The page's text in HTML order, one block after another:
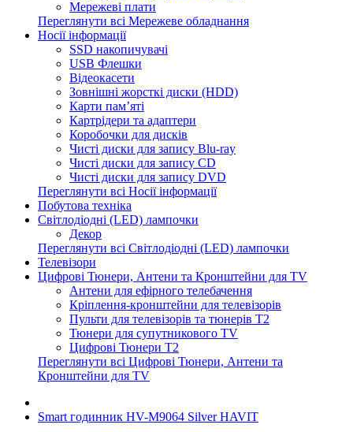
Мережеві плати
Переглянути всі Мережеве обладнання
Носії інформації
SSD накопичувачі
USB Флешки
Відеокасети
Зовнішні жорсткі диски (HDD)
Карти пам’яті
Картрідери та адаптери
Коробочки для дисків
Чисті диски для запису Blu-ray
Чисті диски для запису CD
Чисті диски для запису DVD
Переглянути всі Носії інформації
Побутова техніка
Світлодіодні (LED) лампочки
Декор
Переглянути всі Світлодіодні (LED) лампочки
Телевізори
Цифрові Тюнери, Антени та Кронштейни для TV
Антени для ефірного телебачення
Кріплення-кронштейни для телевізорів
Пульти для телевізорів та тюнерів T2
Тюнери для супутникового TV
Цифрові Тюнери T2
Переглянути всі Цифрові Тюнери, Антени та
Кронштейни для TV
Smart годинник HV-M9064 Silver HAVIT